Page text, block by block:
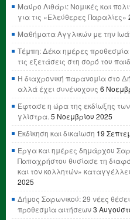
Μαύρο Λιθάρι: Νομικές και
για τις «Ελεύθερες Παραλίες»
Μαθήματα Αγγλικών με την
Τέμπη: Δέκα ημέρες προθεσμία
τις εξετάσεις στη σορό του
Η διαχρονική παρανομία στο
αλλά έχει συνένοχους 6
Έφτασε η ώρα της εκδίωξης
γλίστρα. 5 Νοεμβρίου 2025
Εκδίκηση και δικαίωση 19
Έργα και ημέρες δημάρχου
Παπαχρήστου θυσίασε τη
και τον κολλητών»
2025
Δήμος Σαρωνικού: 29 νέες
προθεσμία αιτήσεων3